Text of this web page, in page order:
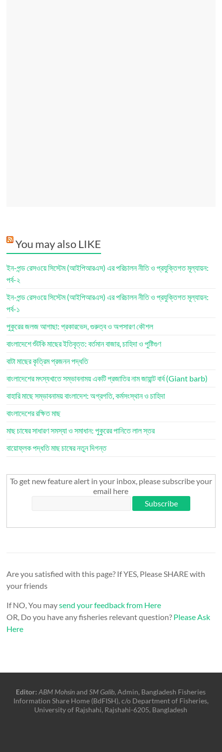
You may also LIKE
ইন-পন্ড রেসওয়ে সিস্টেম (আইপিআরএস) এর পরিচালন নীতি ও প্রযুক্তিগত মূল্যায়ন:
পর্ব-২
ইন-পন্ড রেসওয়ে সিস্টেম (আইপিআরএস) এর পরিচালন নীতি ও প্রযুক্তিগত মূল্যায়ন:
পর্ব-১
পুকুরের জলজ আগাছা: প্রকারভেদ, গুরুত্ব ও অপসারণ কৌশল
বাংলাদেশে শুঁটকি মাছের ইতিবৃত্ত: বর্তমান বাজার, চাহিদা ও পুষ্টিগুণ
বাটা মাছের কৃত্রিম প্রজনন পদ্ধতি
বাংলাদেশের মৎস্যখাতে সম্ভাবনাময় একটি প্রজাতির নাম জায়ান্ট বার্ব (Giant barb)
বাহারি মাছে সম্ভাবনাময় বাংলাদেশ: অগ্রগতি, কর্মসংস্থান ও চাহিদা
বাংলাদেশের রক্ষিত মাছ
মাছ চাষের সাধারণ সমস্যা ও সমাধান: পুকুরের পানিতে লাল স্তর
বায়োফ্লক পদ্ধতি মাছ চাষের নতুন দিগন্ত
To get new feature alert in your inbox, please subscribe your
email here
Are you satisfied with this page? If YES, Please SHARE with
your friends
If NO, You maysend your feedback from Here
OR, Do you have any fisheries relevant question? Please Ask
Here
Editor: ABM MohsinandSM Galib, Admin, Bangladesh Fisheries
Information Share Home (BdFISH), c/o Department of Fisheries,
University of Rajshahi, Rajshahi-6205, Bangladesh